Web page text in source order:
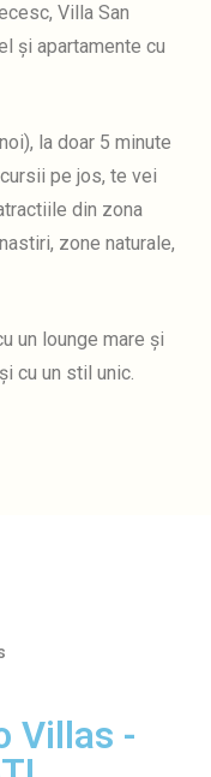
Villa San
și apartamente cu
la doar 5 minute
pe jos, te vei
din zona
zone naturale,
un lounge mare și
cu un stil unic.
Villas -